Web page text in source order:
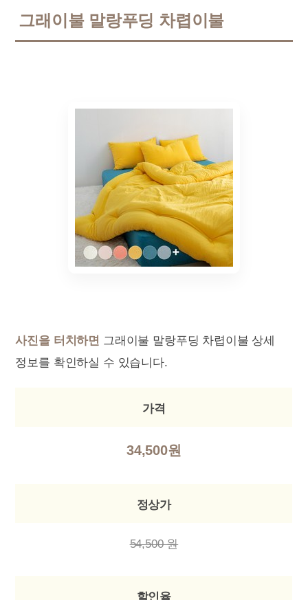
그래이불 말랑푸딩 차렵이불
사진을 터치하면 그래이불 말랑푸딩 차렵이불 상세
정보를 확인하실 수 있습니다.
가격
34,500원
정상가
54,500 원
할인율